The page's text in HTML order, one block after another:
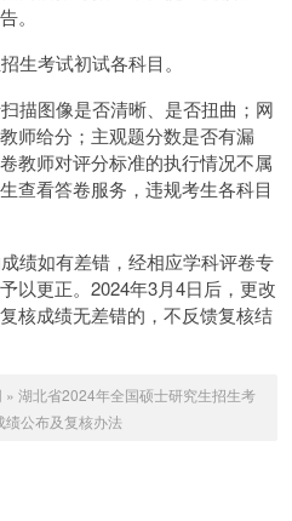
。
生考试初试各科目。
描图像是否清晰、是否扭曲；网
师给分；主观题分数是否有漏
教师对评分标准的执行情况不属
查看答卷服务，违规考生各科目
绩如有差错，经相应学科评卷专
以更正。2024年3月4日后，更改
核成绩无差错的，不反馈复核结
» 湖北省2024年全国硕士研究生招生考
绩公布及复核办法